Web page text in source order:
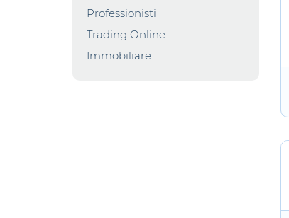
Professionisti
Trading Online
Immobiliare